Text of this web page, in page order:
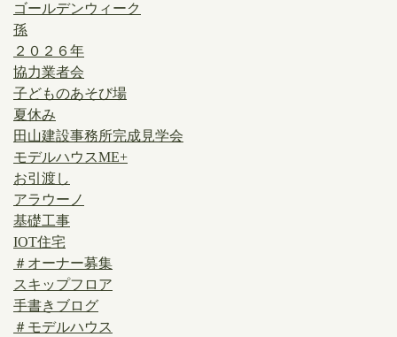
ゴールデンウィーク
孫
２０２６年
協力業者会
子どものあそび場
夏休み
田山建設事務所完成見学会
モデルハウスME+
お引渡し
アラウーノ
基礎工事
IOT住宅
＃オーナー募集
スキップフロア
手書きブログ
＃モデルハウス